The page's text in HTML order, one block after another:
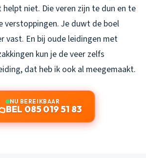
niet. Die veren zijn te dun en te
verstoppingen. Je duwt de boel
vast. En bij oude leidingen met
kun je de veer zelfs
dat heb ik ook al meegemaakt.
NU BEREIKBAAR
BEL 085 019 51 83